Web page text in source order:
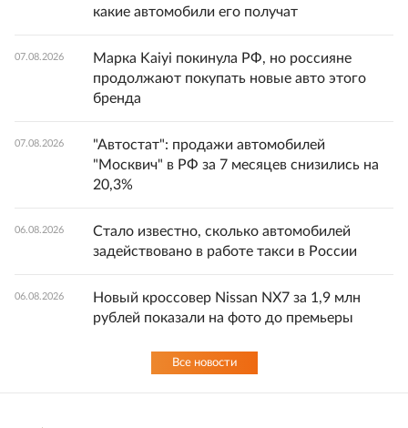
какие автомобили его получат
07.08.2026
Марка Kaiyi покинула РФ, но россияне
продолжают покупать новые авто этого
бренда
07.08.2026
"Автостат": продажи автомобилей
"Москвич" в РФ за 7 месяцев снизились на
20,3%
06.08.2026
Стало известно, сколько автомобилей
задействовано в работе такси в России
06.08.2026
Новый кроссовер Nissan NX7 за 1,9 млн
рублей показали на фото до премьеры
Все новости